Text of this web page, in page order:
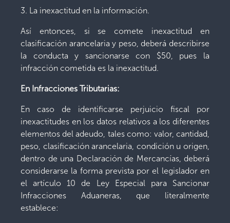
3. La inexactitud en la información.
Así entonces, si se comete inexactitud en
clasificación arancelaria y peso, deberá describirse
la conducta y sancionarse con $50, pues la
infracción cometida es la inexactitud.
En Infracciones Tributarias:
En caso de identificarse perjuicio fiscal por
inexactitudes en los datos relativos a los diferentes
elementos del adeudo, tales como: valor, cantidad,
peso, clasificación arancelaria, condición u origen,
dentro de una Declaración de Mercancías, deberá
considerarse la forma prevista por el legislador en
el artículo 10 de Ley Especial para Sancionar
Infracciones Aduaneras, que literalmente
establece: